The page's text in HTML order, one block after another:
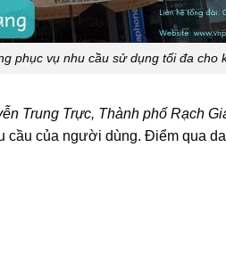
phục vụ nhu cầu sử dụng tối đa cho
Trung Trực, Thành phố Rạch
của người dùng. Điểm qua